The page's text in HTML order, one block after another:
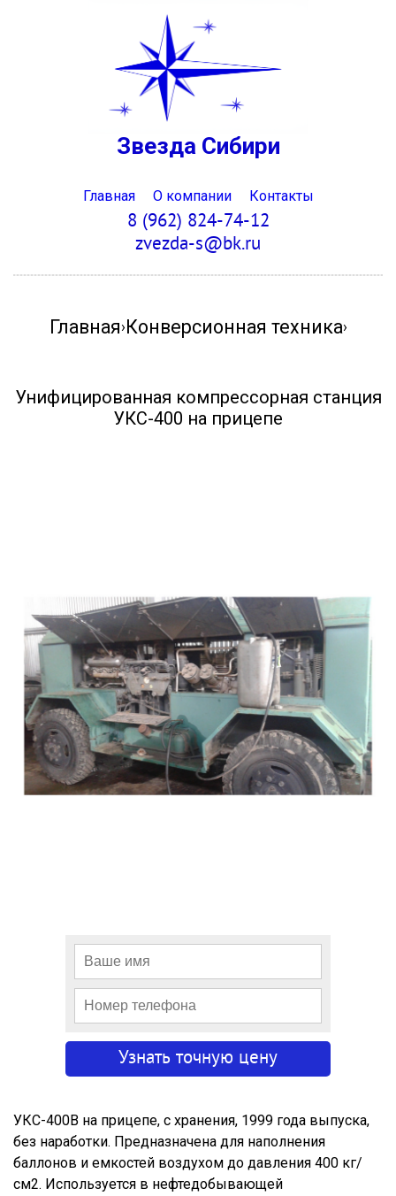
Звезда Сибири
Главная О компании Контакты
8 (962) 824-74-12
zvezda-s@bk.ru
Главная›Конверсионная техника›
Унифицированная компрессорная станция
УКС-400 на прицепе
УКС-400В на прицепе, с хранения, 1999 года выпуска,
без наработки. Предназначена для наполнения
баллонов и емкостей воздухом до давления 400 кг/
см2. Используется в нефтедобывающей